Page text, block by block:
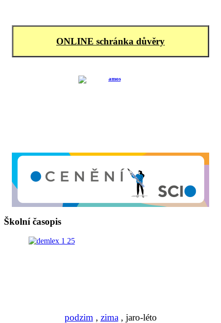
ONLINE schránka důvěry
Školní časopis
podzim , zima, jaro-léto